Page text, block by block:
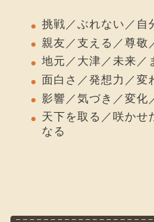
挑戦／ぶれない／自
親友／支える／尊敬
地元／大津／未来／
面白さ／発想力／変
影響／気づき／変化
天下を取る／咲かせ
なる